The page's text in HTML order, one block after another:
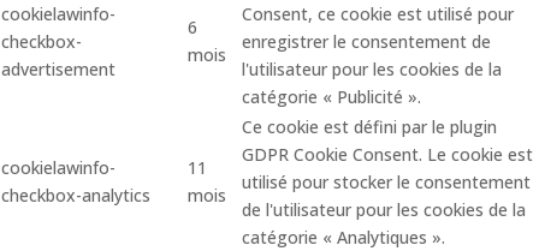
cookielawinfo-
checkbox-
advertisement
6
mois
Consent, ce cookie est utilisé pour
enregistrer le consentement de
l'utilisateur pour les cookies de la
catégorie « Publicité ».
cookielawinfo-
checkbox-analytics
11
mois
Ce cookie est défini par le plugin
GDPR Cookie Consent. Le cookie est
utilisé pour stocker le consentement
de l'utilisateur pour les cookies de la
catégorie « Analytiques ».